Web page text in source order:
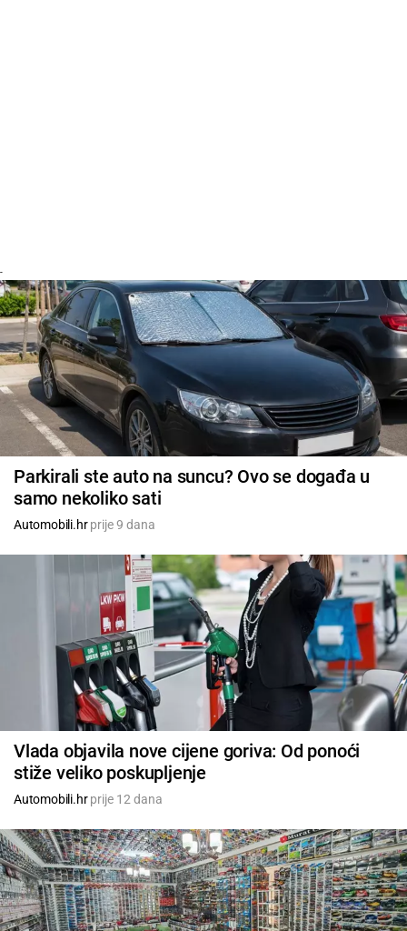
-
Parkirali ste auto na suncu? Ovo se događa u
samo nekoliko sati
Automobili.hrprije 9 dana
Vlada objavila nove cijene goriva: Od ponoći
stiže veliko poskupljenje
Automobili.hrprije 12 dana